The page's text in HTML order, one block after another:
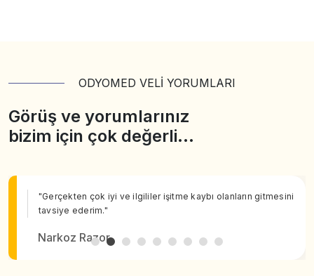
ODYOMED VELİ YORUMLARI
Görüş ve yorumlarınız
bizim için çok değerli…
"Gerçekten çok iyi ve ilgililer işitme kaybı olanların gitmesini
tavsiye ederim."
Narkoz Razor